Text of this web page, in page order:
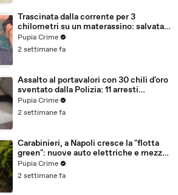
Trascinata dalla corrente per 3
chilometri su un materassino: salvata
dalla Polizia (25.07.26)
Pupia Crime
2 settimane fa
Assalto al portavalori con 30 chili d'oro
sventato dalla Polizia: 11 arresti
(25.07.26)
Pupia Crime
2 settimane fa
Carabinieri, a Napoli cresce la "flotta
green": nuove auto elettriche e mezzi
sostenibili anche sulle isole (25.07.26)
Pupia Crime
2 settimane fa